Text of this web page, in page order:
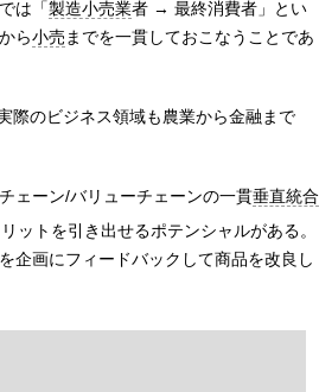
は「製造小売業者 → 最終消費者」とい
ら小売 までを一貫しておこなうことであ
際のビジネス領域も農業から金融まで
ェーン/バリューチェーンの一貫垂直統合
ットを引き出せるポテンシャルがある。
企画にフィードバックして商品を改良し